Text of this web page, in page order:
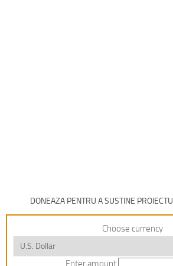
DONEAZA PENTRU A SUSTINE
Choose currency
Enter amount